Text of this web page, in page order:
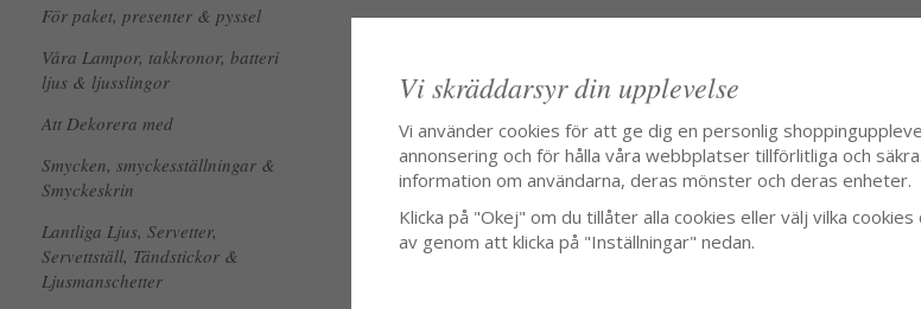
För paket, presenter & pyssel
Våra Lampor, takkronor, batteri
ljus & ljusslingor
Att Dekorera med
Smycken, smyckesställningar &
Smyckeskrin
Lantliga Ljus, Servetter,
Servettställ, Tändstickor &
Ljusmanschetter
Vi skräddarsyr din upplevelse
Vi använder cookies för att ge dig en personlig
annonsering och för hålla våra webbplatser tillförlitliga och
information om användarna, deras mönster och deras enheter.
Klicka på "Okej" om du tillåter alla cookies eller välj vilka
av genom att klicka på "Inställningar" nedan.